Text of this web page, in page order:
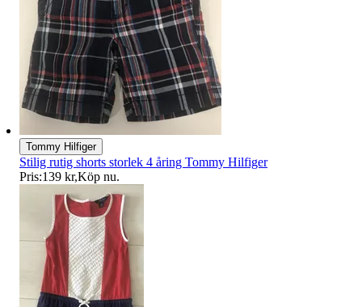
Tommy Hilfiger
Stilig rutig shorts storlek 4 åring Tommy Hilfiger
Pris:139 kr,Köp nu.